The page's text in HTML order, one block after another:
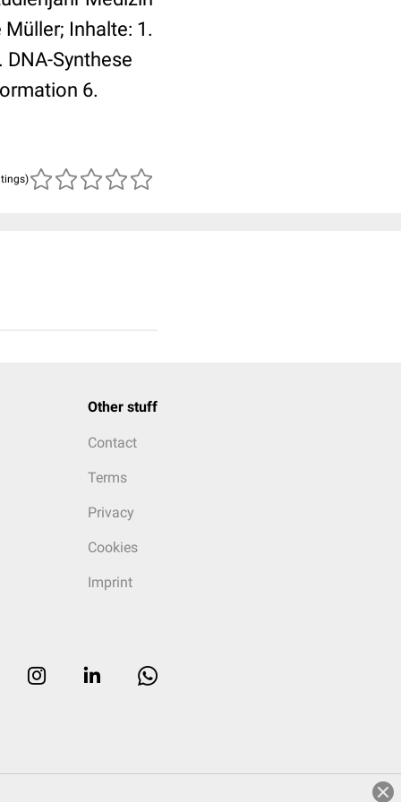
Inhalte: 1.
Synthese
6.
Other stuff
Contact
Terms
Privacy
Cookies
Imprint